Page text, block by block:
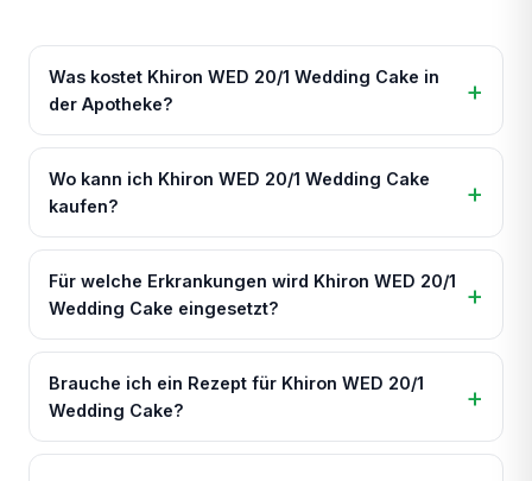
Was kostet Khiron WED 20/1 Wedding Cake in
der Apotheke?
Wo kann ich Khiron WED 20/1 Wedding Cake
kaufen?
Für welche Erkrankungen wird Khiron WED 20/1
Wedding Cake eingesetzt?
Brauche ich ein Rezept für Khiron WED 20/1
Wedding Cake?